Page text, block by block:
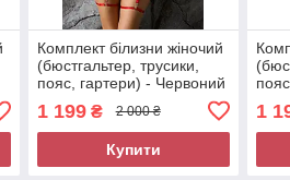
Комплект білизни жіночий
(бюстгальтер, трусики,
пояс, гартери) - Червоний
1 199₴ 2 000 ₴
Купити
1